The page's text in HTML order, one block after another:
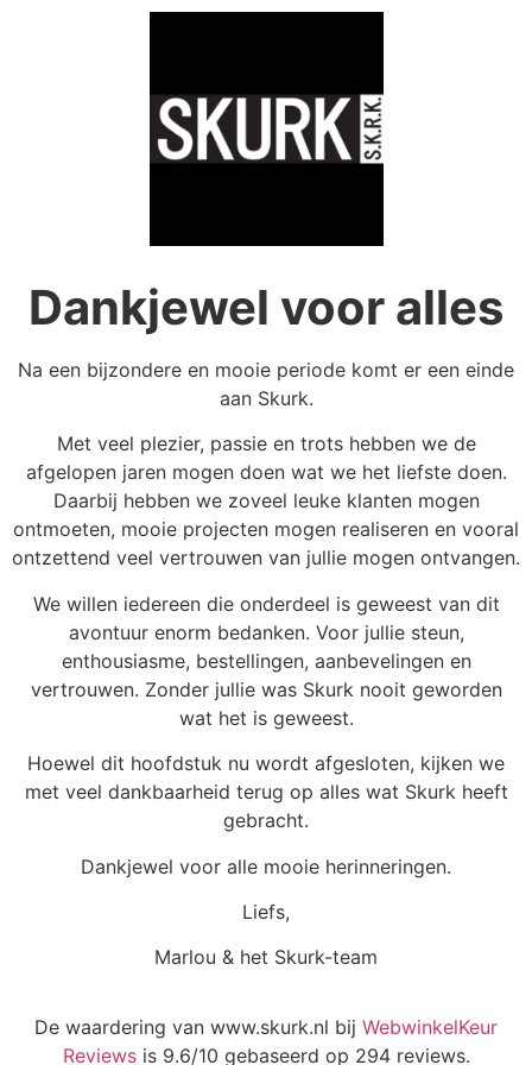
Dankjewel voor alles
Na een bijzondere en mooie periode komt er een einde
aan Skurk.
Met veel plezier, passie en trots hebben we de
afgelopen jaren mogen doen wat we het liefste doen.
Daarbij hebben we zoveel leuke klanten mogen
ontmoeten, mooie projecten mogen realiseren en vooral
ontzettend veel vertrouwen van jullie mogen ontvangen.
We willen iedereen die onderdeel is geweest van dit
avontuur enorm bedanken. Voor jullie steun,
enthousiasme, bestellingen, aanbevelingen en
vertrouwen. Zonder jullie was Skurk nooit geworden
wat het is geweest.
Hoewel dit hoofdstuk nu wordt afgesloten, kijken we
met veel dankbaarheid terug op alles wat Skurk heeft
gebracht.
Dankjewel voor alle mooie herinneringen.
Liefs,
Marlou & het Skurk-team
De waardering van www.skurk.nl bij WebwinkelKeur
Reviewsis 9.6/10 gebaseerd op 294 reviews.